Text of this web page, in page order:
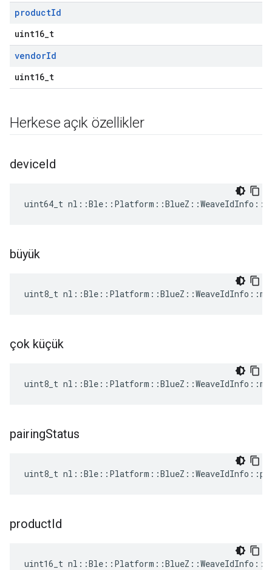
productId
uint16_t
vendorId
uint16_t
Herkese açık özellikler
deviceId
uint64_t
büyük
uint8_t
çok küçük
uint8_t
pairingStatus
uint8_t
productId
uint16_t